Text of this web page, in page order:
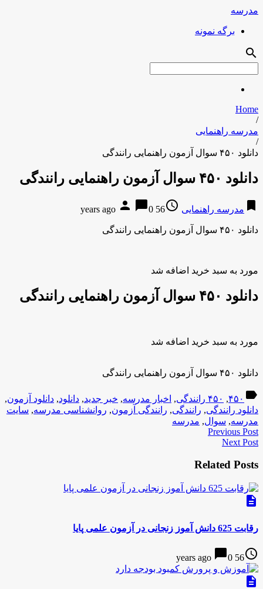
مدرسه
برگه نمونه
search
Home
/
مدرسه راهنمایی
/
دانلود ۴۵۰ سوال آزمون راهنمایی رانندگی
دانلود ۴۵۰ سوال آزمون راهنمایی رانندگی
bookmark مدرسه راهنمایی access_time
56 years ago
person chat_bubble0
دانلود ۴۵۰ سوال آزمون راهنمایی رانندگی
مورد به سبد خرید اضافه شد
دانلود ۴۵۰ سوال آزمون راهنمایی رانندگی
مورد به سبد خرید اضافه شد
دانلود ۴۵۰ سوال آزمون راهنمایی رانندگی
label ۴۵۰, ۴۵۰ رانندگی , اخبار مدرسه, خبر جدید, دانلود, دانلود آزمون,
دانلود رانندگی, رانندگی, رانندگی آزمون, روانشناسی مدرسه, سایت
مدرسه, سوال, مدرسه
Previous Post
Next Post
Related Posts
description
رقابت 625 دانش آموز زنجانی در آزمون علمی پایا
access_time
56 years ago
chat_bubble0
description